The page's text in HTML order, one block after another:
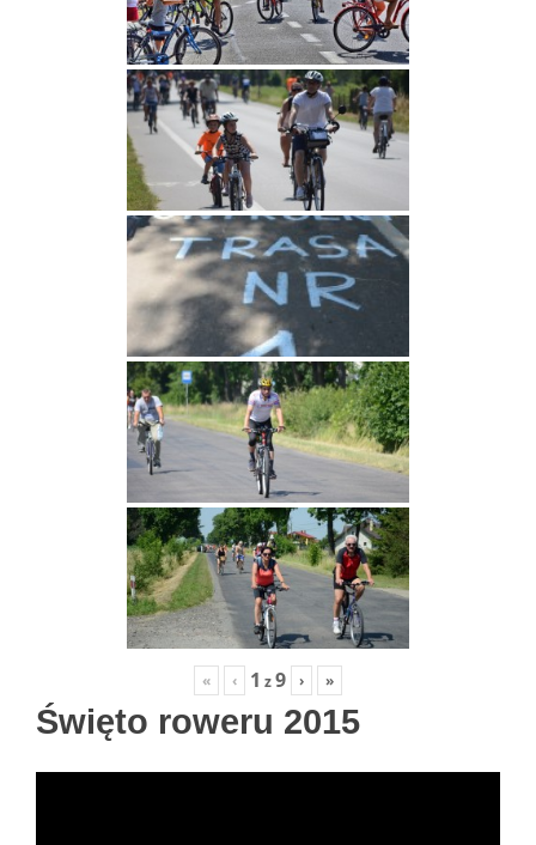
« ‹ 1 z9 › »
Święto roweru 2015